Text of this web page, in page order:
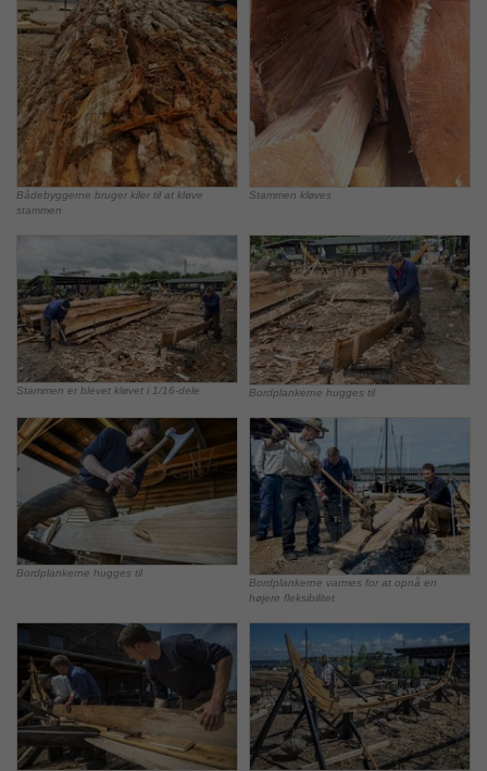
Bådebyggerne bruger kiler til at kløve
stammen
Stammen kløves
Stammen er blevet kløvet i 1/16-dele Bordplankerne hugges til
Bordplankerne hugges til
Bordplankerne varmes for at opnå en
højere fleksibilitet